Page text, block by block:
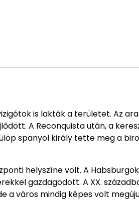
is lakták a területet. Az
A Reconquista után, a
spanyol király tette meg a
helyszíne volt. A
gazdagodott. A XX.
város mindig képes volt